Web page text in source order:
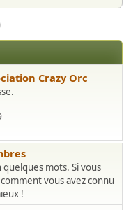
Crazy Orc
mots. Si vous
vous avez connu
!